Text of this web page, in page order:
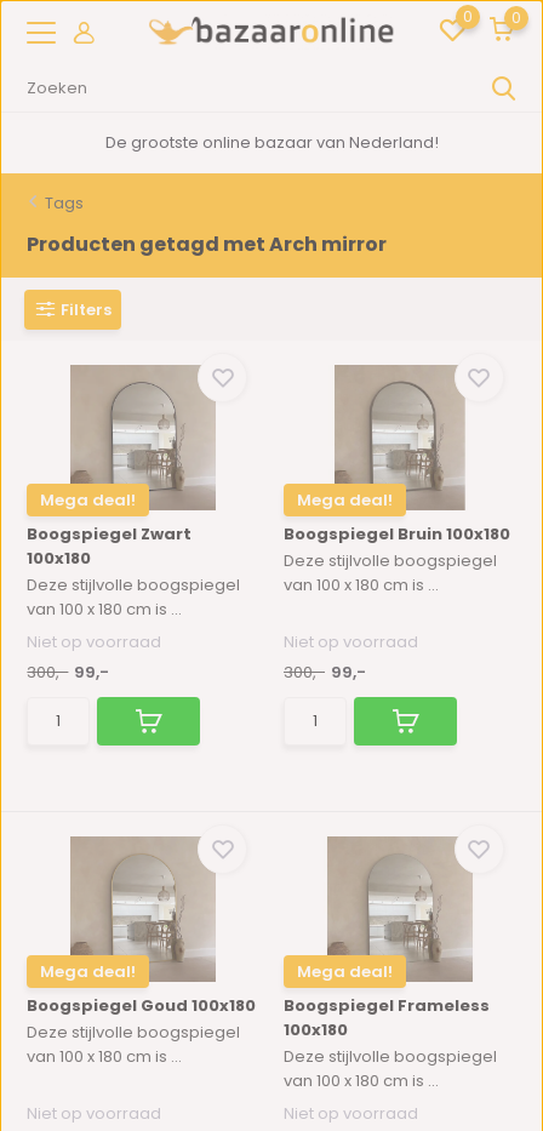
0 0
2000m2showroom in Woerden
Tags
Producten getagd met Arch mirror
Filters
Mega deal!
Boogspiegel Zwart
100x180
Deze stijlvolle boogspiegel
van 100 x 180 cm is ...
Niet op voorraad
300,- 99,-
Mega deal!
Boogspiegel Bruin 100x180
Deze stijlvolle boogspiegel
van 100 x 180 cm is ...
Niet op voorraad
300,- 99,-
Mega deal!
Boogspiegel Goud 100x180
Deze stijlvolle boogspiegel
van 100 x 180 cm is ...
Niet op voorraad
Mega deal!
Boogspiegel Frameless
100x180
Deze stijlvolle boogspiegel
van 100 x 180 cm is ...
Niet op voorraad